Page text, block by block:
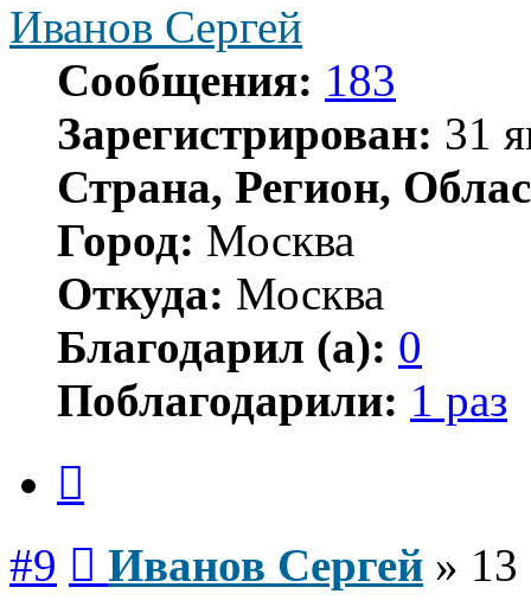
Иванов Сергей
Сообщения: 183
Зарегистрирован: 31
Страна, Регион,
Город: Москва
Откуда: Москва
Благодарил (а): 0
Поблагодарили: 1 раз
#9 Иванов Сергей » 13